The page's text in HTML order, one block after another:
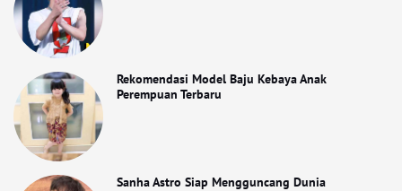
Rekomendasi Model Baju Kebaya Anak
Perempuan Terbaru
Sanha Astro Siap Mengguncang Dunia